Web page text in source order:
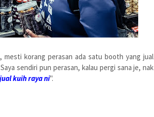
mesti korang perasan ada satu booth yang jual
sendiri pun perasan, kalau pergi sana je, nak
kuih raya ni".